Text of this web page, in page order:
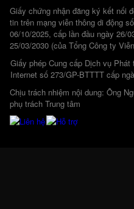
Giấy chứng nhận đăng ký kết nối
tin trên mạng viễn thông di động
06/10/2025, cấp lần đầu ngày 26/
25/03/2030 (của Tổng Công ty
Giấy phép Cung cấp Dịch vụ
Internet số 273/GP-BTTTT cấp
Chịu trách nhiệm nội dung: Ông
phụ trách Trung tâm